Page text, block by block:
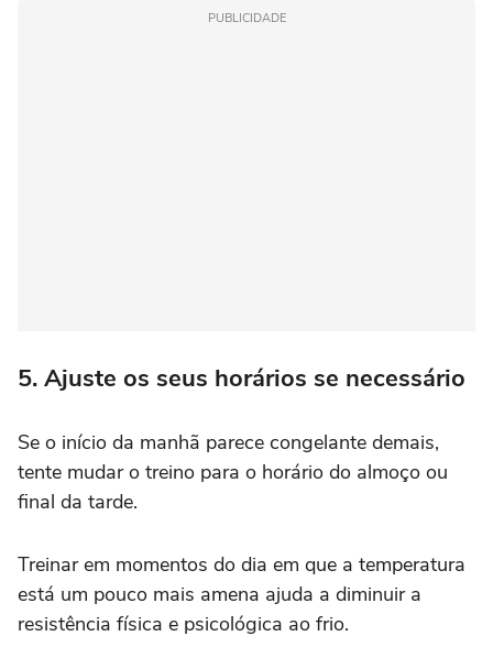
PUBLICIDADE
5. Ajuste os seus horários se necessário
Se o início da manhã parece congelante demais,
tente mudar o treino para o horário do almoço ou
final da tarde.
Treinar em momentos do dia em que a temperatura
está um pouco mais amena ajuda a diminuir a
resistência física e psicológica ao frio.